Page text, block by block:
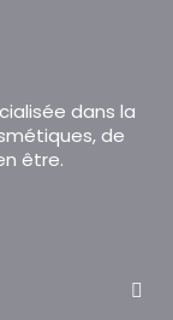
dans la
de
être.